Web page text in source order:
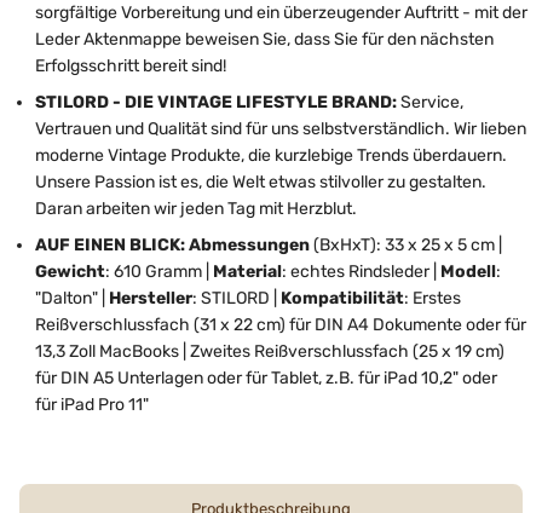
sorgfältige Vorbereitung und ein überzeugender Auftritt - mit der
Leder Aktenmappe beweisen Sie, dass Sie für den nächsten
Erfolgsschritt bereit sind!
STILORD - DIE VINTAGE LIFESTYLE BRAND:Service,
Vertrauen und Qualität sind für uns selbstverständlich. Wir lieben
moderne Vintage Produkte, die kurzlebige Trends überdauern.
Unsere Passion ist es, die Welt etwas stilvoller zu gestalten.
Daran arbeiten wir jeden Tag mit Herzblut.
AUF EINEN BLICK: Abmessungen(BxHxT): 33 x 25 x 5 cm |
Gewicht: 610 Gramm | Material: echtes Rindsleder | Modell:
"Dalton" | Hersteller: STILORD | Kompatibilität: Erstes
Reißverschlussfach (31 x 22 cm) für DIN A4 Dokumente oder für
13,3 Zoll MacBooks | Zweites Reißverschlussfach (25 x 19 cm)
für DIN A5 Unterlagen oder für Tablet, z.B. für iPad 10,2" oder
für iPad Pro 11"
Produktbeschreibung